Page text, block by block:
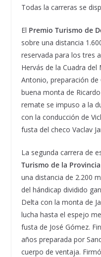
Todas la carreras se
El Premio Turismo de
sobre una distancia
reservada para los tres
Hervás de la Cuadra
Antonio, preparación de
buena monta de
remate se impuso a la
con la conducción de
fusta del checo Vaclav
La segunda carrera de
Turismo de la
una distancia de 2.200
del hándicap dividido
Delta con la monta de
lucha hasta el espejo
fusta de José Gómez.
años preparada por
cuerpo de ventaja.